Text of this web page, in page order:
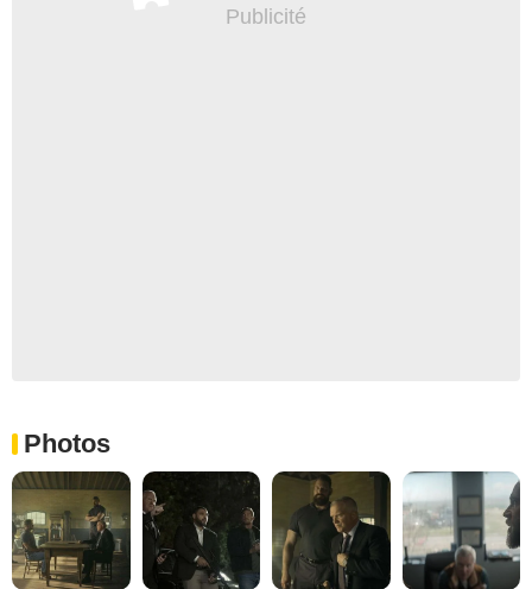
Photos